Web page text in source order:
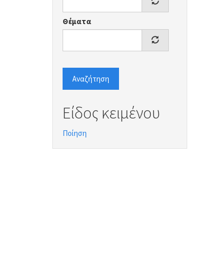
Θέματα
Αναζήτηση
Είδος κειμένου
Ποίηση